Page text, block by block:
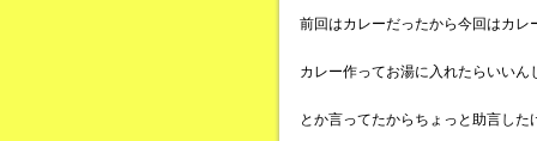
前回はカレーだったから今回はカレ
カレー作ってお湯に入れたらいいん
とか言ってたからちょっと助言し